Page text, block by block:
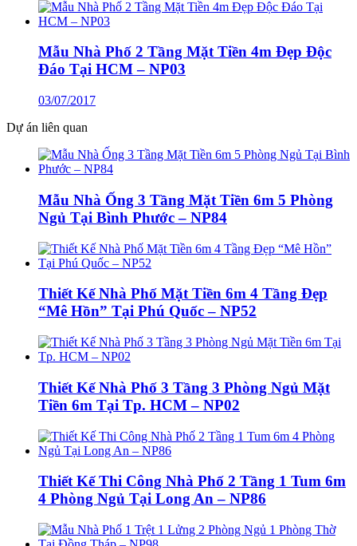
Mẫu Nhà Phố 2 Tầng Mặt Tiền 4m Đẹp Độc
Đáo Tại HCM – NP03
03/07/2017
Dự án liên quan
Mẫu Nhà Ống 3 Tầng Mặt Tiền 6m 5 Phòng
Ngủ Tại Bình Phước – NP84
Thiết Kế Nhà Phố Mặt Tiền 6m 4 Tầng Đẹp
“Mê Hồn” Tại Phú Quốc – NP52
Thiết Kế Nhà Phố 3 Tầng 3 Phòng Ngủ Mặt
Tiền 6m Tại Tp. HCM – NP02
Thiết Kế Thi Công Nhà Phố 2 Tầng 1 Tum 6m
4 Phòng Ngủ Tại Long An – NP86